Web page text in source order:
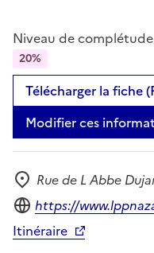
Niveau de
20%
Télécharger la fiche
Modifier ces
Adresse
Rue de L Abbe
Site internet
https://
Itinéraire